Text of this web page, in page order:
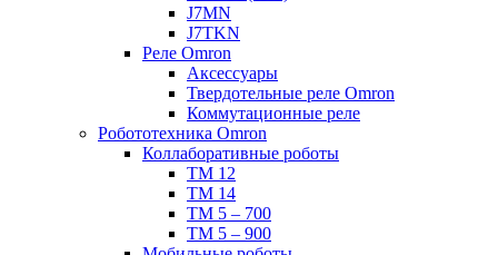
J7MN
J7TKN
Реле Omron
Аксессуары
Твердотельные реле Omron
Коммутационные реле
Робототехника Omron
Коллаборативные роботы
TM 12
TM 14
TM 5 – 700
TM 5 – 900